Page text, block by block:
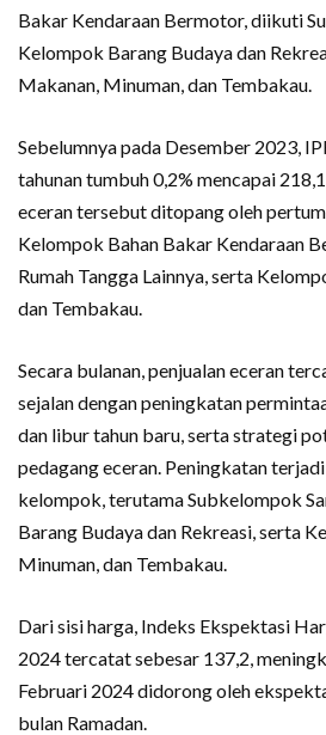
Bakar Kendaraan Bermotor, diikuti
Kelompok Barang Budaya dan
Makanan, Minuman, dan Tembakau.
Sebelumnya pada Desember 2023,
tahunan tumbuh 0,2% mencapai
eceran tersebut ditopang oleh
Kelompok Bahan Bakar Kendaraan
Rumah Tangga Lainnya, serta
dan Tembakau.
Secara bulanan, penjualan eceran
sejalan dengan peningkatan
dan libur tahun baru, serta strategi
pedagang eceran. Peningkatan
kelompok, terutama Subkelompok
Barang Budaya dan Rekreasi, serta
Minuman, dan Tembakau.
Dari sisi harga, Indeks Ekspektasi
2024 tercatat sebesar 137,2,
Februari 2024 didorong oleh
bulan Ramadan.